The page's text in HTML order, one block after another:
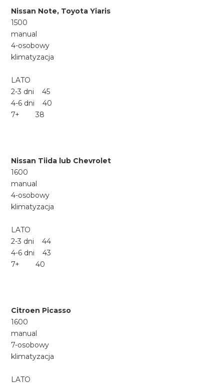
Nissan Note, Toyota Yiaris
1500
manual
4-osobowy
klimatyzacja
LATO
2-3 dni 45
4-6 dni 40
7+ 38
Nissan Tiida lub Chevrolet
1600
manual
4-osobowy
klimatyzacja
LATO
2-3 dni 44
4-6 dni 43
7+ 40
Citroen Picasso
1600
manual
7-osobowy
klimatyzacja
LATO